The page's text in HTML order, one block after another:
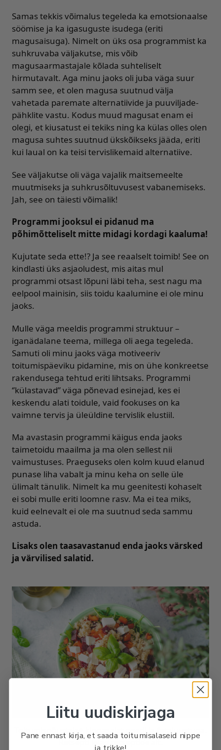
Samas tekkis võimalus tegeleda ka emotsionaalse
söömise ja ka igasuguste isudega (eriti
magusaisuga). Nimelt on üks osa programmist ka
suhkruvaba väljakutse, mis võib
magusaarmastajale kõlada suhteliselt
hirmutavalt. Aga minu jaoks oli juba väga suur
samm see, et olen magusa suutnud välja
vahetada paremate alternatiivide ja puuviljade-
pähklite vastu. Kodus muud magusat enam ei
olegi, et kiusatust ei tekiks ning ka külas olles olen
magusa suhtes suutnud ükskõikseks jääda, eriti
kui laual on ka teisi tervislikemaid alternatiive.
See väljakutse oli väga vajalik maitsemeelte
muutmiseks ja suhkrusõltuvusest vabanemiseks.
Jah, see on täiesti võimalik!
Programmi jooksul ei pidanud ma
põhimõtteliselt mitte midagi kordagi kaaluma!
Kujutate seda ette!? Ja see reaalselt toimib! See on
kindlasti üks asjaoludest, mis aitas mul
programmi otsast lõpuni läbi teha, sest nagu ma
eelpool mainisin, siis toidu kaalumine ei ole minu
jaoks.
Mulle väga meeldis programmi struktuur –
iganädalane teema, millega oli aega tegeleda.
Samuti oli minu jaoks väga motiveeriv
toitumispäeviku pidamine, mis on ühe konkreetse
rakendusega tehtud eriti lihtsaks. Programmi
‘’külastavad’’ väga põnevad esinejad, kes ei
keskendu alati toidule, vaid fookuses on ka
vaimne tervis ja üleüldine tervislik elustiil.
Ma avastasin programmi käigus enda jaoks
taimetoidu maailma ja ma olen sellest nii
vaimustuses. Praeguseks olen kolm kuud elanud
punase liha vabalt ja minu keha on selle üle
ülimalt tänulik. Nimelt ka mu geenitesti kohaselt
ei sobi mulle eriti loomne rasv. Ma ei tea miks,
kuid eelnevalt ei ole ma suutnud seda sammu
astuda.
Lisaks olen taasavastanud enda jaoks värsked
ja värvilised salatid.
Toitumisnõustaja+ kinoasalat peedi ja fetajuustuga.
Retsepti leiad retseptide alt.
Liitu uudiskirjaga
Pane ennast kirja, et saada toitumisalaseid nippe
ja trikke!